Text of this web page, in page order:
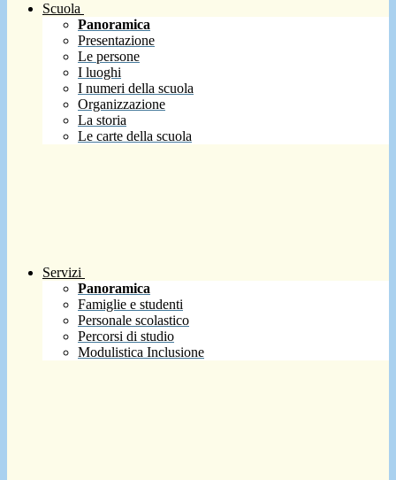
Scuola
Panoramica
Presentazione
Le persone
I luoghi
I numeri della scuola
Organizzazione
La storia
Le carte della scuola
Servizi
Panoramica
Famiglie e studenti
Personale scolastico
Percorsi di studio
Modulistica Inclusione